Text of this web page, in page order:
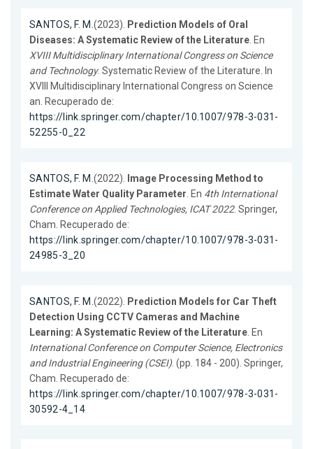
SANTOS, F. M.(2023). Prediction Models of Oral
Diseases: A Systematic Review of the Literature. En
XVIII Multidisciplinary International Congress on Science
and Technology. Systematic Review of the Literature. In
XVIII Multidisciplinary International Congress on Science
an. Recuperado de:
https://link.springer.com/chapter/10.1007/978-3-031-
52255-0_22
SANTOS, F. M.(2022). Image Processing Method to
Estimate Water Quality Parameter. En 4th International
Conference on Applied Technologies, ICAT 2022. Springer,
Cham. Recuperado de:
https://link.springer.com/chapter/10.1007/978-3-031-
24985-3_20
SANTOS, F. M.(2022). Prediction Models for Car Theft
Detection Using CCTV Cameras and Machine
Learning: A Systematic Review of the Literature. En
International Conference on Computer Science, Electronics
and Industrial Engineering (CSEI). (pp. 184 - 200). Springer,
Cham. Recuperado de:
https://link.springer.com/chapter/10.1007/978-3-031-
30592-4_14